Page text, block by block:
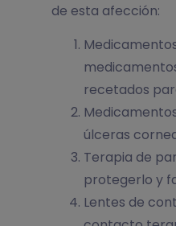
de esta afección:
recetados
úlceras
Terapia de
protegerlo y
Lentes de